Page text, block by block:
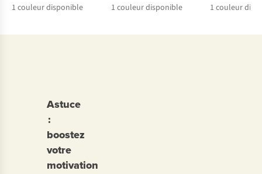
1 couleur disponible 1 couleur disponible 1 couleur
Astuce
:
boostez
votre
motivation